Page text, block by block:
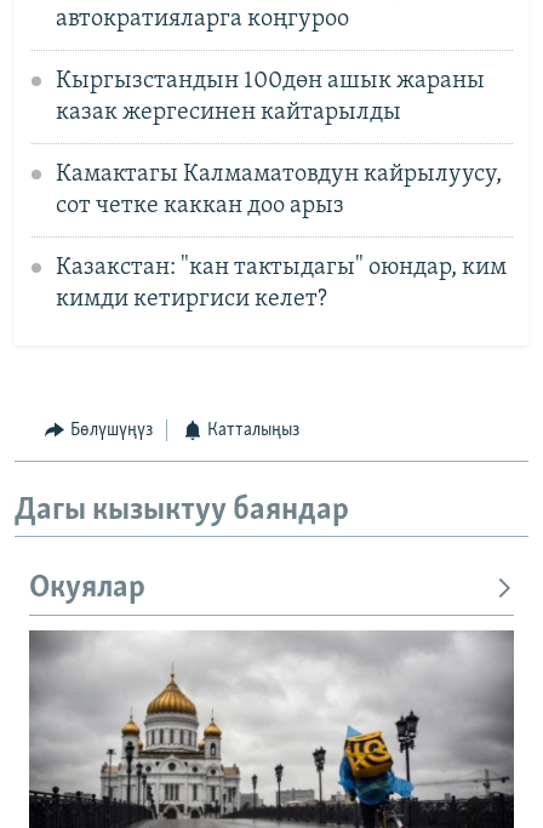
автократияларга коңгуроо
Кыргызcтандын 100дөн ашык жараны
казак жергесинен кайтарылды
Камактагы Калмаматовдун кайрылуусу,
сот четке каккан доо арыз
Казакстан: "кан тактыдагы" оюндар, ким
кимди кетиргиси келет?
Бөлүшүңүз Катталыңыз
Дагы кызыктуу баяндар
Окуялар